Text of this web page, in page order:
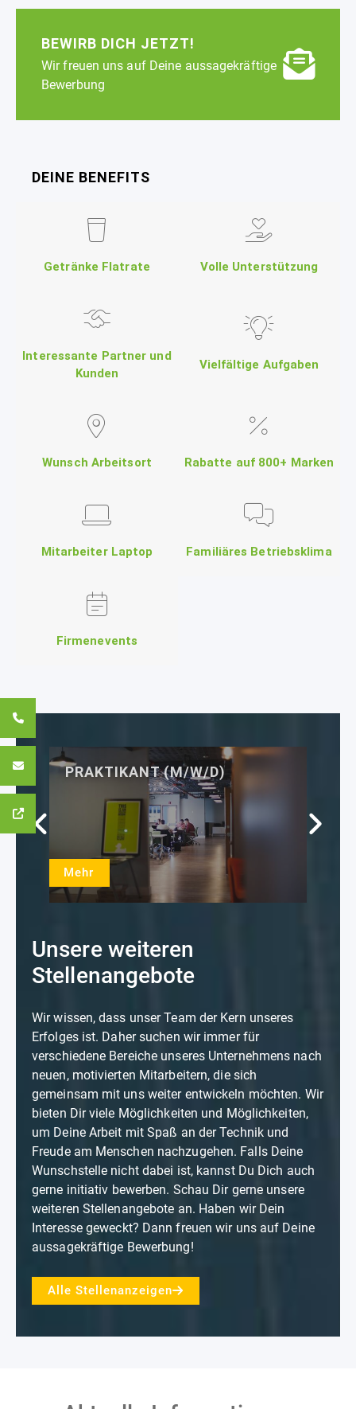
BEWIRB DICH JETZT!
Wir freuen uns auf Deine aussagekräftige
Bewerbung
DEINE BENEFITS
Getränke Flatrate Volle Unterstützung
Interessante Partner und
Kunden
Vielfältige Aufgaben
Wunsch Arbeitsort Rabatte auf 800+ Marken
Mitarbeiter Laptop Familiäres Betriebsklima
Firmenevents
Unsere weiteren
Stellenangebote
Wir wissen, dass unser Team der Kern unseres
Erfolges ist. Daher suchen wir immer für
verschiedene Bereiche unseres Unternehmens nach
neuen, motivierten Mitarbeitern, die sich
gemeinsam mit uns weiter entwickeln möchten. Wir
bieten Dir viele Möglichkeiten und Möglichkeiten,
um Deine Arbeit mit Spaß an der Technik und
Freude am Menschen nachzugehen. Falls Deine
Wunschstelle nicht dabei ist, kannst Du Dich auch
gerne initiativ bewerben. Schau Dir gerne unsere
weiteren Stellenangebote an. Haben wir Dein
Interesse geweckt? Dann freuen wir uns auf Deine
aussagekräftige Bewerbung!
Alle Stellenanzeigen
PRAKTIKANT (M/W/D)
Mehr